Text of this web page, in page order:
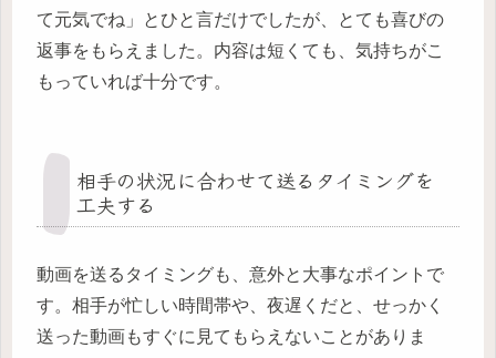
て元気でね」とひと言だけでしたが、とても喜びの
返事をもらえました。内容は短くても、気持ちがこ
もっていれば十分です。
相手の状況に合わせて送るタイミングを
工夫する
動画を送るタイミングも、意外と大事なポイントで
す。相手が忙しい時間帯や、夜遅くだと、せっかく
送った動画もすぐに見てもらえないことがありま